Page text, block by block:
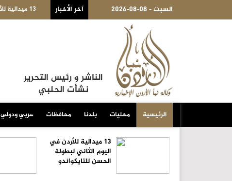
2026-08-08 - السبت آخر الأخبار
الناشر و رئيس التحرير
نشأت الحلبي
الرئيسية محليات بلدنا محافظات عربي ودولي
13 ميدالية للأردن في
اليوم الثاني لبطولة
الحسن للتايكواندو